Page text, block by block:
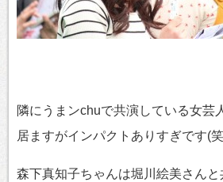
隣にうまンchuで共演している女芸
居ますがインパクトありすぎです(
森下真知子ちゃんは堀川絵美さん